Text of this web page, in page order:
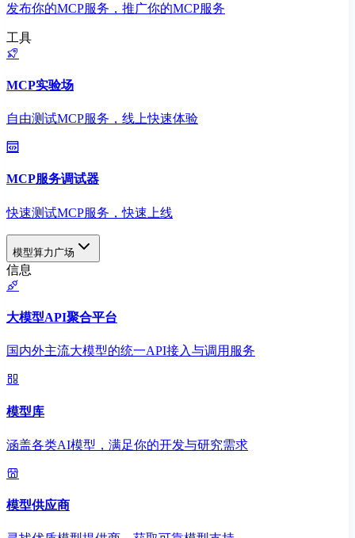
发布你的MCP服务，推广你的MCP服务
工具
MCP实验场
自由测试MCP服务，线上快速体验
MCP服务调试器
快速测试MCP服务，快速上线
模型算力广场
信息
大模型API聚合平台
国内外主流大模型的统一API接入与调用服务
模型库
涵盖各类AI模型，满足你的开发与研究需求
模型供应商